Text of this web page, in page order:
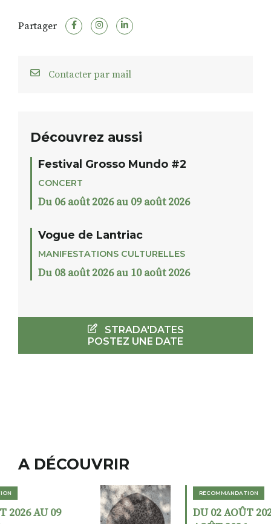
Partager
Contacter par mail
Découvrez aussi
Festival Grosso Mundo #2
CONCERT
Du 06 août 2026 au 09 août 2026
Vogue de Lantriac
MANIFESTATIONS CULTURELLES
Du 08 août 2026 au 10 août 2026
STRADA'DATES
POSTEZ UNE DATE
A DÉCOUVRIR
RECOMMANDATION
DU 02 AOÛT 2026 AU 23